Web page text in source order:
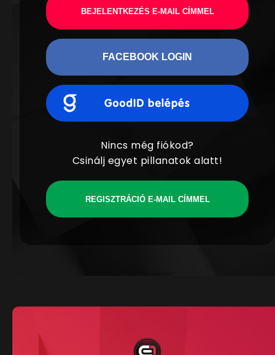
BEJELENTKEZÉS E-MAIL CÍMMEL
FACEBOOK LOGIN
Nincs még fiókod?
Csinálj egyet pillanatok alatt!
REGISZTRÁCIÓ E-MAIL CÍMMEL